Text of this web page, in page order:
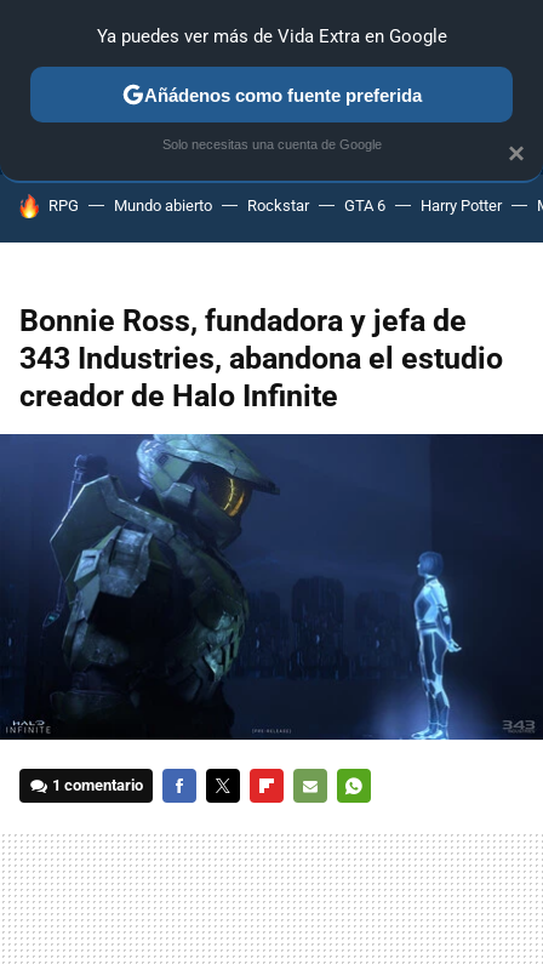
ANÁLISIS GUÍAS Y TRUCOS PC SONY NINTENDO
HOY SE HABLA DE
RPG Mundo abierto Rockstar GTA 6 Harry Potter
Bonnie Ross, fundadora y jefa de
343 Industries, abandona el estudio
creador de Halo Infinite
1 comentario
MAIL
×
Ya puedes ver más de Vida Extra en Google
Añádenos como fuente preferida
Solo necesitas una cuenta de Google